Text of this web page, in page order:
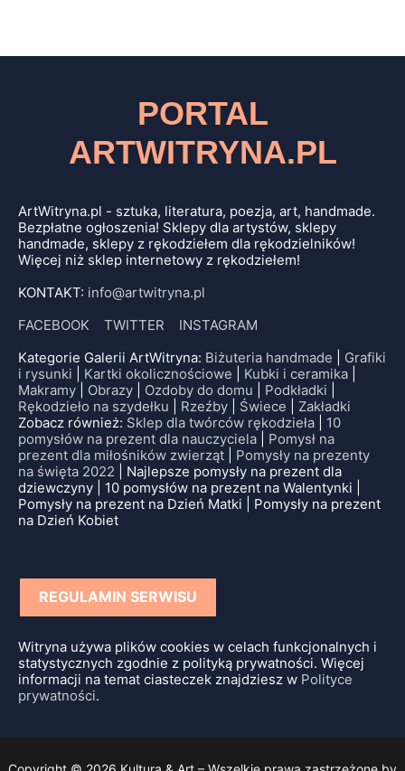
PORTAL
ARTWITRYNA.PL
ArtWitryna.pl - sztuka, literatura, poezja, art, handmade.
Bezpłatne ogłoszenia! Sklepy dla artystów, sklepy
handmade, sklepy z rękodziełem dla rękodzielników!
Więcej niż sklep internetowy z rękodziełem!
KONTAKT: info@artwitryna.pl
FACEBOOK
TWITTER
INSTAGRAM
Kategorie Galerii ArtWitryna: Biżuteria handmade
Grafiki
i rysunki
Kartki okolicznościowe Kubki i ceramika
Makramy
Obrazy Ozdoby do domu Podkładki
Rękodzieło na szydełku
Rzeźby Świece
Zakładki
Zobacz również: Sklep dla twórców rękodzieła
10
pomysłów na prezent dla nauczyciela
Pomysł na
prezent dla miłośników zwierząt
Pomysły na prezenty
na święta 2022 | Najlepsze pomysły na prezent dla
dziewczyny | 10 pomysłów na prezent na Walentynki |
Pomysły na prezent na Dzień Matki | Pomysły na prezent
na Dzień Kobiet
REGULAMIN SERWISU
Witryna używa plików cookies w celach funkcjonalnych i
statystycznych zgodnie z polityką prywatności. Więcej
informacji na temat ciasteczek znajdziesz w Polityce
prywatności.